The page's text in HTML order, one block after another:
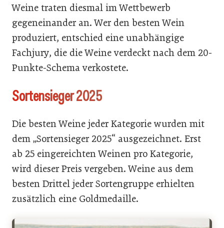
Weine traten diesmal im Wettbewerb
gegeneinander an. Wer den besten Wein
produziert, entschied eine unabhängige
Fachjury, die die Weine verdeckt nach dem 20-
Punkte-Schema verkostete.
Sortensieger 2025
Die besten Weine jeder Kategorie wurden mit
dem „Sortensieger 2025“ ausgezeichnet. Erst
ab 25 eingereichten Weinen pro Kategorie,
wird dieser Preis vergeben. Weine aus dem
besten Drittel jeder Sortengruppe erhielten
zusätzlich eine Goldmedaille.